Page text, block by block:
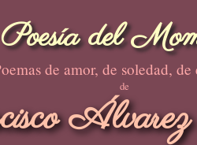
Poesía del
de amor, de soledad, de
de